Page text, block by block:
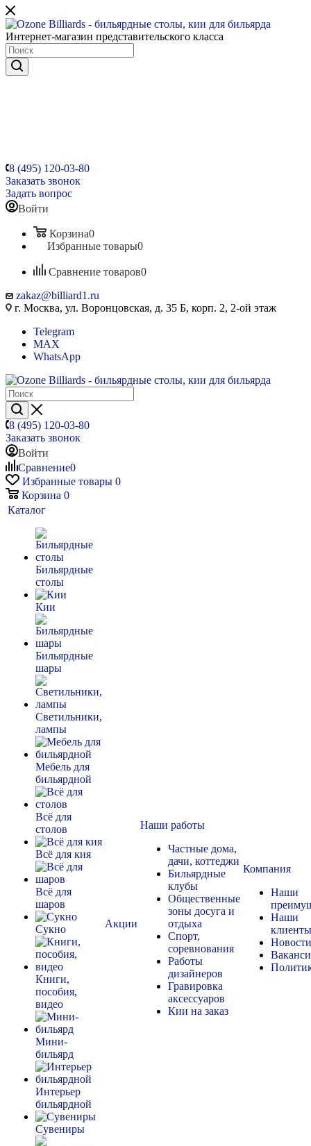
Интернет-магазин представительского класса
8 (495) 120-03-80
Заказать звонок
Задать вопрос
Войти
Корзина0
Избранные товары0
Сравнение товаров0
zakaz@billiard1.ru
г. Москва, ул. Воронцовская, д. 35 Б, корп. 2, 2-ой этаж
Telegram
MAX
WhatsApp
8 (495) 120-03-80
Заказать звонок
Войти
Сравнение0
Избранные товары 0
Корзина 0
Каталог
Бильярдные
столы
Кии
Бильярдные
шары
Светильники,
лампы
Мебель для
бильярдной
Всё для
столов
Всё для кия
Всё для
шаров
Сукно
Книги,
пособия,
видео
Мини-
бильярд
Интерьер
бильярдной
Сувениры
Акции
Наши работы
Частные дома,
дачи, коттеджи
Бильярдные
клубы
Общественные
зоны досуга и
отдыха
Спорт,
соревнования
Работы
дизайнеров
Гравировка
аксессуаров
Кии на заказ
Компания
Наши
Наши
клиенты
Новости